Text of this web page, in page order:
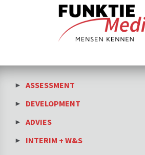
ASSESSMENT
DEVELOPMENT
ADVIES
INTERIM + W&S